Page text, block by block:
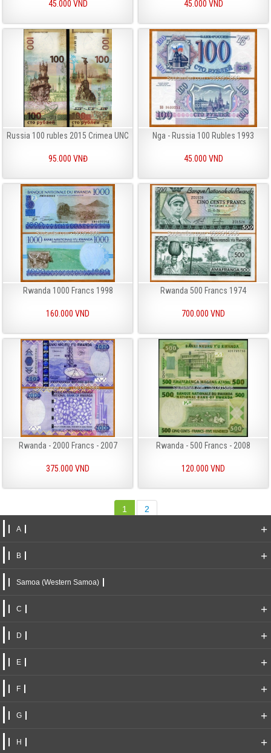
45.000 VND
45.000 VND
Russia 100 rubles 2015 Crimea UNC
95.000 VNĐ
Nga - Russia 100 Rubles 1993
45.000 VND
Rwanda 1000 Francs 1998
160.000 VND
Rwanda 500 Francs 1974
700.000 VND
Rwanda - 2000 Francs - 2007
375.000 VND
Rwanda - 500 Francs - 2008
120.000 VND
1 2
A +
B +
Samoa (Western Samoa)
C +
D +
E +
F +
G +
H +